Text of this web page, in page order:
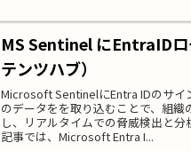
MS Sentinel にEntraID
テンツハブ）
Microsoft SentinelにEntra IDのサイ
のデータをを取り込むことで、組
し、リアルタイムでの脅威検出と
記事では、Microsoft Entra I...